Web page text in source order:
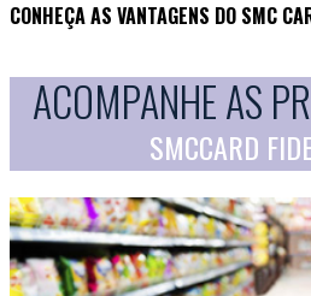
CONHEÇA AS VANTAGENS DO SMC
ACOMPANHE AS
SMCCARD